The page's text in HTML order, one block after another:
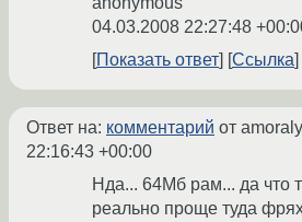
04.03.2008 22:27:48
Показать ответ
Ссылка
Ответ на: комментарий от
22:16:43 +00:00
Нда... 64Мб рам... да что
реально проще туда